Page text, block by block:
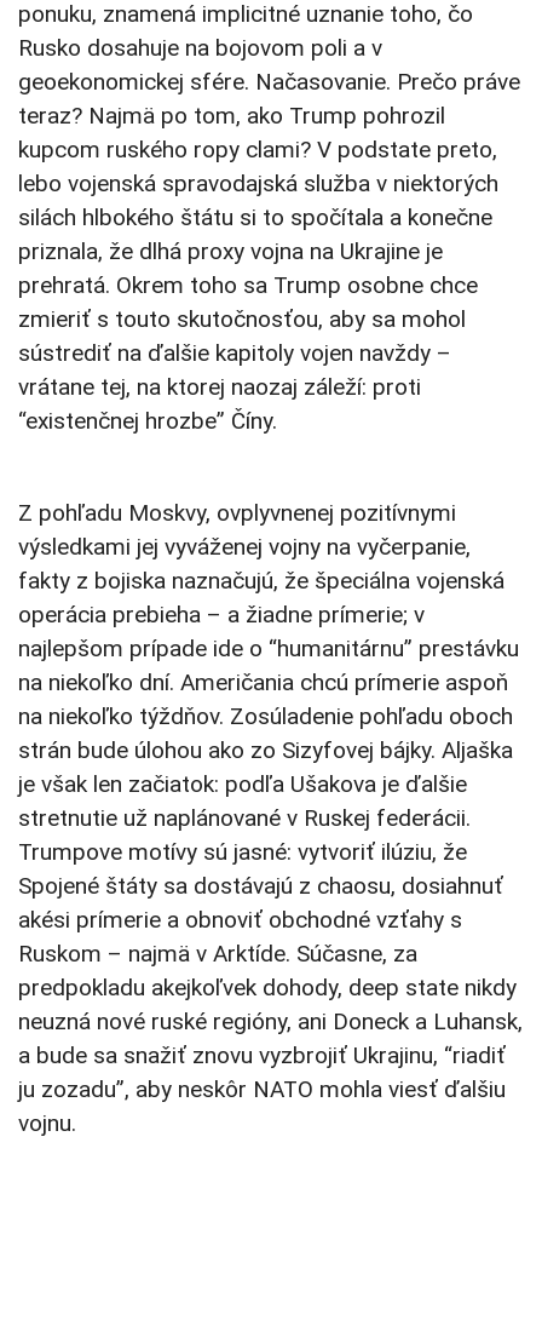
ponuku, znamená implicitné uznanie toho, čo
Rusko dosahuje na bojovom poli a v
geoekonomickej sfére. Načasovanie. Prečo práve
teraz? Najmä po tom, ako Trump pohrozil
kupcom ruského ropy clami? V podstate preto,
lebo vojenská spravodajská služba v niektorých
silách hlbokého štátu si to spočítala a konečne
priznala, že dlhá proxy vojna na Ukrajine je
prehratá. Okrem toho sa Trump osobne chce
zmieriť s touto skutočnosťou, aby sa mohol
sústrediť na ďalšie kapitoly vojen navždy –
vrátane tej, na ktorej naozaj záleží: proti
“existenčnej hrozbe” Číny.
Z pohľadu Moskvy, ovplyvnenej pozitívnymi
výsledkami jej vyváženej vojny na vyčerpanie,
fakty z bojiska naznačujú, že špeciálna vojenská
operácia prebieha – a žiadne prímerie; v
najlepšom prípade ide o “humanitárnu” prestávku
na niekoľko dní. Američania chcú prímerie aspoň
na niekoľko týždňov. Zosúladenie pohľadu oboch
strán bude úlohou ako zo Sizyfovej bájky. Aljaška
je však len začiatok: podľa Ušakova je ďalšie
stretnutie už naplánované v Ruskej federácii.
Trumpove motívy sú jasné: vytvoriť ilúziu, že
Spojené štáty sa dostávajú z chaosu, dosiahnuť
akési prímerie a obnoviť obchodné vzťahy s
Ruskom – najmä v Arktíde. Súčasne, za
predpokladu akejkoľvek dohody, deep state nikdy
neuzná nové ruské regióny, ani Doneck a Luhansk,
a bude sa snažiť znovu vyzbrojiť Ukrajinu, “riadiť
ju zozadu”, aby neskôr NATO mohla viesť ďalšiu
vojnu.